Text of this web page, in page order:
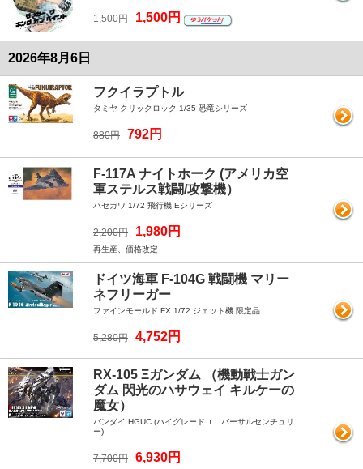
1,500円 1,500円
2026年8月6日
フクイラプトル
タミヤ クリックロック 1/35 恐竜シリーズ
880円 792円
F-117A ナイトホーク (アメリカ空
軍ステルス戦闘/攻撃機）
ハセガワ 1/72 飛行機 Eシリーズ
2,200円 1,980円
再生産、価格改定
ドイツ海軍 F-104G 戦闘機 マリー
ネフリーガー
ファインモールド FX 1/72 ジェット機 限定品
5,280円 4,752円
RX-105 Ξガンダム （機動戦士ガン
ダム 閃光のハサウェイ キルケーの
魔女）
バンダイ HGUC (ハイグレードユニバーサルセンチュリ
ー)
7,700円 6,930円